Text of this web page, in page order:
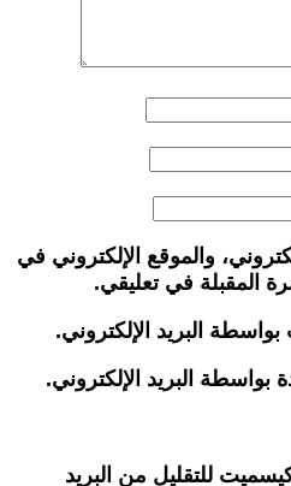
والموقع الإلكتروني في
المقبلة في تعليقي.
بواسطة البريد الإلكتروني.
بواسطة البريد الإلكتروني.
للتقليل من البريد